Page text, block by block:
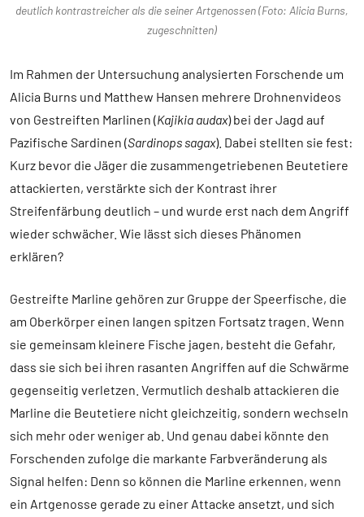
deutlich kontrastreicher als die seiner Artgenossen (Foto: Alicia Burns,
zugeschnitten)
Im Rahmen der Untersuchung analysierten Forschende um
Alicia Burns und Matthew Hansen mehrere Drohnenvideos
von Gestreiften Marlinen (Kajikia audax) bei der Jagd auf
Pazifische Sardinen (Sardinops sagax). Dabei stellten sie fest:
Kurz bevor die Jäger die zusammengetriebenen Beutetiere
attackierten, verstärkte sich der Kontrast ihrer
Streifenfärbung deutlich – und wurde erst nach dem Angriff
wieder schwächer. Wie lässt sich dieses Phänomen
erklären?
Gestreifte Marline gehören zur Gruppe der Speerfische, die
am Oberkörper einen langen spitzen Fortsatz tragen. Wenn
sie gemeinsam kleinere Fische jagen, besteht die Gefahr,
dass sie sich bei ihren rasanten Angriffen auf die Schwärme
gegenseitig verletzen. Vermutlich deshalb attackieren die
Marline die Beutetiere nicht gleichzeitig, sondern wechseln
sich mehr oder weniger ab. Und genau dabei könnte den
Forschenden zufolge die markante Farbveränderung als
Signal helfen: Denn so können die Marline erkennen, wenn
ein Artgenosse gerade zu einer Attacke ansetzt, und sich